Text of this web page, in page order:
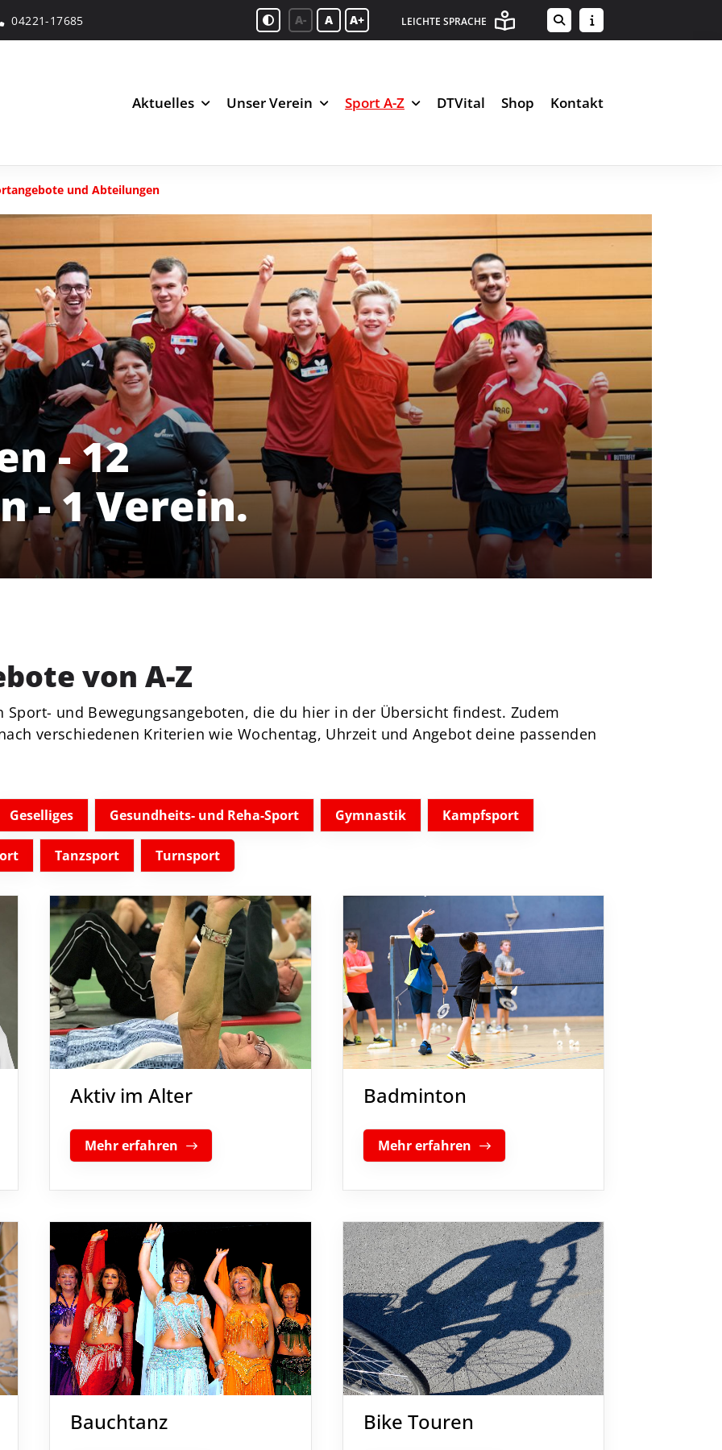
04221-17685 A- A A+ LEICHTE SPRACHE
Aktuelles Unser Verein Sport A-Z DTVital Shop Kontakt
und Abteilungen
- 12
- 1 Verein.
von A-Z
und Bewegungsangeboten, die du hier in der Übersicht findest. Zudem
verschiedenen Kriterien wie Wochentag, Uhrzeit und Angebot deine passenden
Geselliges Gesundheits- und Reha-Sport Gymnastik Kampfsport
Tanzsport Turnsport
Aktiv im Alter
Mehr erfahren
Badminton
Mehr erfahren
Bauchtanz Bike Touren
Unser Verein
News
Sportangebote
Sportsuche